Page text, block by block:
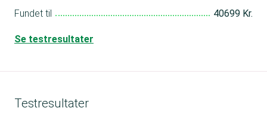
Fundet til 40699 Kr.
Se testresultater
Testresultater